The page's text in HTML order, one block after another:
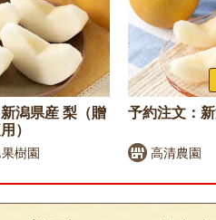
潟県産 梨（贈
）
樹園
予約注文：
高清農園